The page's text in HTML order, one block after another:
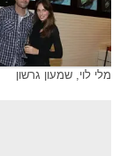
מלי לוי, שמעון גרשון